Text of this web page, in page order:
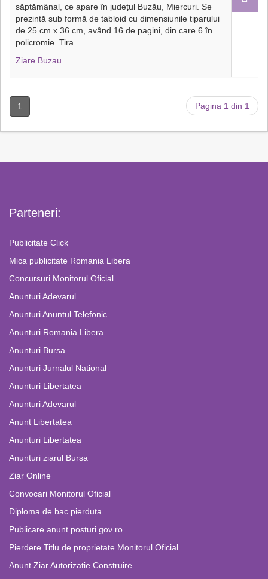
săptămânal, ce apare în județul Buzău, Miercuri. Se
prezintă sub formă de tabloid cu dimensiunile tiparului
de 25 cm x 36 cm, având 16 de pagini, din care 6 în
policromie. Tira
Ziare Buzau
1 Pagina 1 din 1
Parteneri:
Publicitate Click
Mica publicitate Romania Libera
Concursuri Monitorul Oficial
Anunturi Adevarul
Anunturi Anuntul Telefonic
Anunturi Romania Libera
Anunturi Bursa
Anunturi Jurnalul National
Anunturi Libertatea
Anunturi Adevarul
Anunt Libertatea
Anunturi Libertatea
Anunturi ziarul Bursa
Ziar Online
Convocari Monitorul Oficial
Diploma de bac pierduta
Publicare anunt posturi gov ro
Pierdere Titlu de proprietate Monitorul Oficial
Anunt Ziar Autorizatie Construire